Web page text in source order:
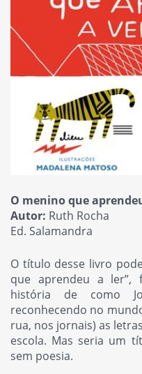
O menino que
Autor: Ruth Rocha
Ed. Salamandra
O título desse livro
que aprendeu a ler”,
história de como
reconhecendo no
rua, nos jornais) as
escola. Mas seria um
sem poesia.